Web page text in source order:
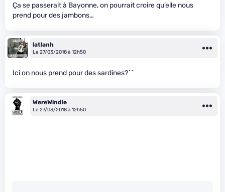
Ça se passerait à Bayonne, on pourrait croire qu’elle nous
prend pour des jambons…
latlanh
Le 27/03/2018 à 12h50
Ici on nous prend pour des sardines?^^
WereWindle
Le 27/03/2018 à 12h50